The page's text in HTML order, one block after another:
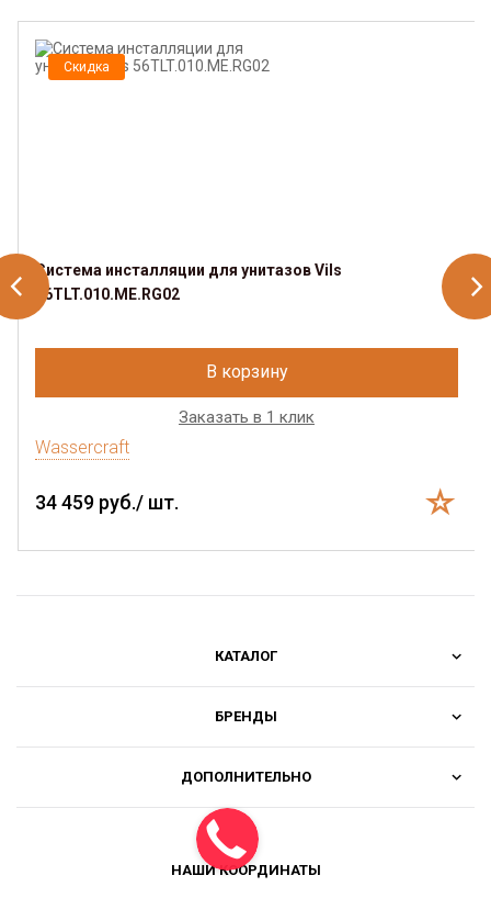
Скидка
Система инсталляции для унитазов Vils
56TLT.010.ME.RG02
В корзину
Заказать в 1 клик
Wassercraft
34 459 руб./ шт.
КАТАЛОГ
БРЕНДЫ
ДОПОЛНИТЕЛЬНО
НАШИ КООРДИНАТЫ